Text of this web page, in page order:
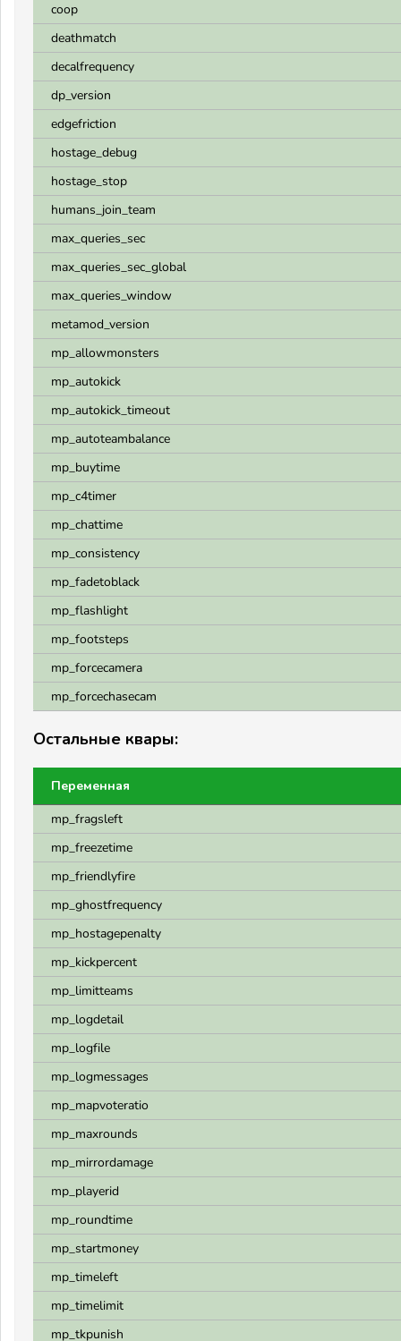
coop
deathmatch
decalfrequency
dp_version
edgefriction
hostage_debug
hostage_stop
humans_join_team
max_queries_sec
max_queries_sec_global
max_queries_window
metamod_version
mp_allowmonsters
mp_autokick
mp_autokick_timeout
mp_autoteambalance
mp_buytime
mp_c4timer
mp_chattime
mp_consistency
mp_fadetoblack
mp_flashlight
mp_footsteps
mp_forcecamera
mp_forcechasecam
Остальные квары:
Переменная
mp_fragsleft
mp_freezetime
mp_friendlyfire
mp_ghostfrequency
mp_hostagepenalty
mp_kickpercent
mp_limitteams
mp_logdetail
mp_logfile
mp_logmessages
mp_mapvoteratio
mp_maxrounds
mp_mirrordamage
mp_playerid
mp_roundtime
mp_startmoney
mp_timeleft
mp_timelimit
mp_tkpunish